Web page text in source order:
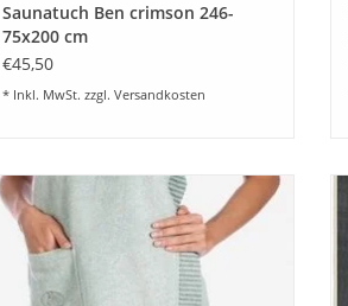
Saunatuch Ben crimson 246-
75x200 cm
€45,50
* Inkl. MwSt. zzgl. Versandkosten
Schönes Egeria Saunakilt Ben aus feinem
Walkfrottier mit einer Einfassung gewebter
Streifen Fb.grau. Onesize
ZUM WARENKORB HINZUFÜGEN